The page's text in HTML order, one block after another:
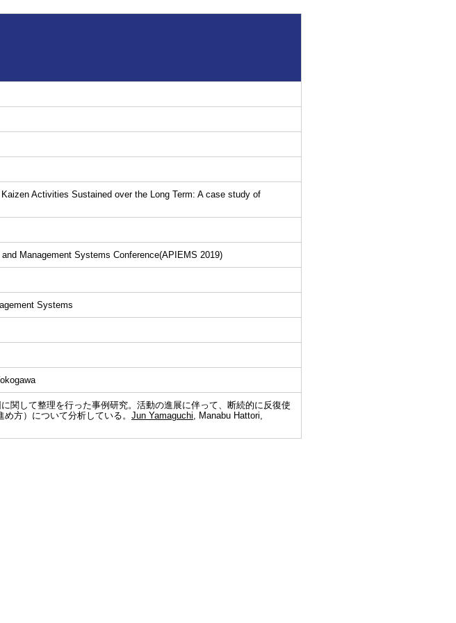
Activities Sustained over the Long Term: A case study of
Management Systems Conference(APIEMS 2019)
Systems
関して整理を行った事例研究。活動の進展に伴って、断続的に反復使
方）について分析している。 Jun Yamaguchi, Manabu Hattori,